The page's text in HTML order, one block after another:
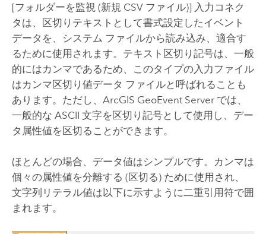
[フォルダーを監視 (新規 CSV ファイル)] 入力コネク
タは、区切りテキストとして書式設定したイベント
データを、システム ファイルから読み込み、適合す
るために使用されます。テキスト区切り記号は、一般
的にはカンマであるため、このタイプの入力ファイル
はカンマ区切り値データ ファイルと呼ばれることも
あります。ただし、 ArcGIS GeoEvent Serverでは、
一般的な ASCII 文字を区切り記号として使用し、デー
タ属性値を区切ることができます。
ほとんどの場合、データ値はシンプルです。カンマは
個々の属性値を分離する (区切る) ために使用され、
文字列リテラル値は以下に示すように二重引用符で囲
まれます。